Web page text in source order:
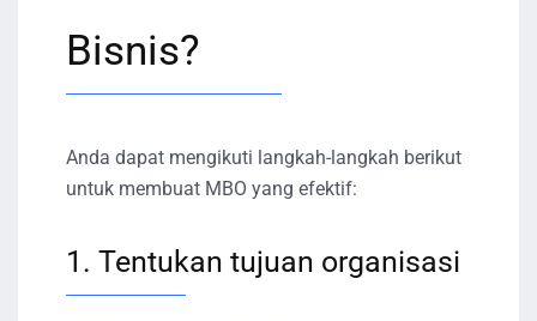
Bisnis?
Anda dapat mengikuti langkah-langkah berikut
untuk membuat MBO yang efektif:
1. Tentukan tujuan organisasi